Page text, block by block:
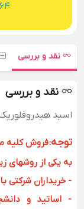
نقد و بررسی
نقد و بررسی
اسید هیدروفلوریک 48
توجه:فروش کلیه
به یکی از روشهای
- خریداران شرکتی
- اساتید و